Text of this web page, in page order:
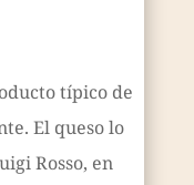
típico de
El queso lo
Rosso, en